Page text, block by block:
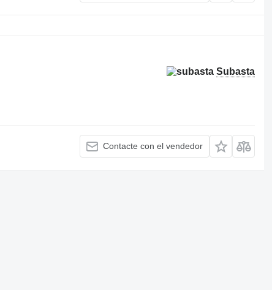
Subasta
Contacte con el vendedor